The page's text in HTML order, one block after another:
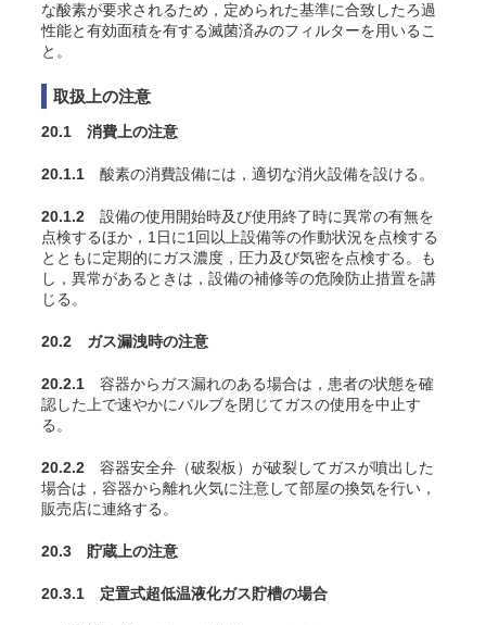
な酸素が要求されるため，定められた基準に合致したろ過
性能と有効面積を有する滅菌済みのフィルターを用いるこ
と。
取扱上の注意
20.1 消費上の注意
20.1.1 酸素の消費設備には，適切な消火設備を設ける。
20.1.2 設備の使用開始時及び使用終了時に異常の有無を
点検するほか，1日に1回以上設備等の作動状況を点検する
とともに定期的にガス濃度，圧力及び気密を点検する。も
し，異常があるときは，設備の補修等の危険防止措置を講
じる。
20.2 ガス漏洩時の注意
20.2.1 容器からガス漏れのある場合は，患者の状態を確
認した上で速やかにバルブを閉じてガスの使用を中止す
る。
20.2.2 容器安全弁（破裂板）が破裂してガスが噴出した
場合は，容器から離れ火気に注意して部屋の換気を行い，
販売店に連絡する。
20.3 貯蔵上の注意
20.3.1 定置式超低温液化ガス貯槽の場合